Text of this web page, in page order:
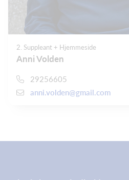
2. Suppleant + Hjemmeside
Anni Volden
29256605
anni.volden@gmail.com